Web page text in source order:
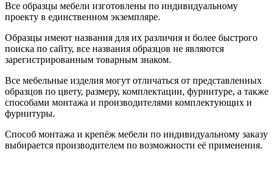
Все образцы мебели изготовлены по индивидуальному
проекту в единственном экземпляре.
Образцы имеют названия для их различия и более быстрого
поиска по сайту, все названия образцов не являются
зарегистрированным товарным знаком.
Все мебельные изделия могут отличаться от представленных
образцов по цвету, размеру, комплектации, фурнитуре, а также
способами монтажа и производителями комплектующих и
фурнитуры.
Способ монтажа и крепёж мебели по индивидуальному заказу
выбирается производителем по возможности её применения.